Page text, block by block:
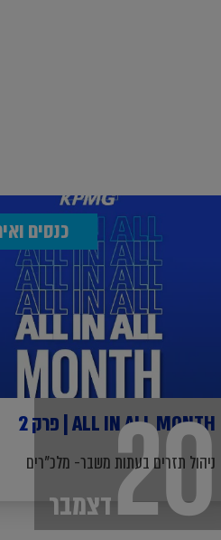
20דצמבר
כנסים
ALL IN ALL MONTH | פרק 2
ניהול תזרים בעתות משבר- מלכ"רים